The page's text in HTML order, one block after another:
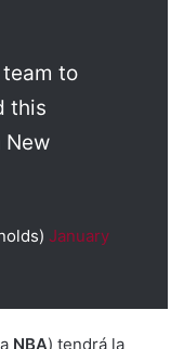
to
this
New
January
NBA) tendrá la